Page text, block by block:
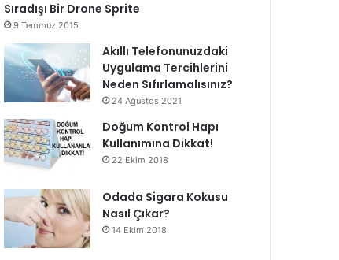
Sıradışı Bir Drone Sprite
9 Temmuz 2015
Akıllı Telefonunuzdaki
Uygulama Tercihlerini
Neden Sıfırlamalısınız?
24 Ağustos 2021
Doğum Kontrol Hapı
Kullanımına Dikkat!
22 Ekim 2018
Odada Sigara Kokusu
Nasıl Çıkar?
14 Ekim 2018